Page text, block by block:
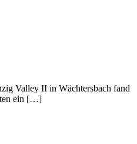
Valley II in Wächtersbach fand
ein […]